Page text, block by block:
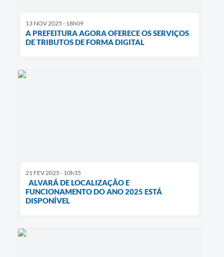
13 NOV 2025 - 18h09
A PREFEITURA AGORA OFERECE OS SERVIÇOS
DE TRIBUTOS DE FORMA DIGITAL
21 FEV 2025 - 10h35
ALVARÁ DE LOCALIZAÇÃO E
FUNCIONAMENTO DO ANO 2025 ESTÁ
DISPONÍVEL